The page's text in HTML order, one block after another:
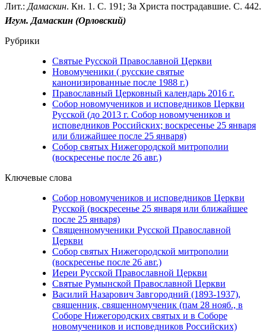
Лит.: Дамаскин. Кн. 1. С. 191; За Христа пострадавшие. С. 442.
Игум. Дамаскин (Орловский)
Рубрики
Святые Русской Православной Церкви
Новомученики ( русские святые
канонизированные после 1988 г.)
Православный Церковный календарь 2016 г.
Собор новомучеников и исповедников Церкви
Русской (до 2013 г. Собор новомучеников и
исповедников Российских; воскресенье 25 января
или ближайшее после 25 января)
Собор святых Нижегородской митрополии
(воскресенье после 26 авг.)
Ключевые слова
Собор новомучеников и исповедников Церкви
Русской (воскресенье 25 января или ближайшее
после 25 января)
Священномученики Русской Православной
Церкви
Собор святых Нижегородской митрополии
(воскресенье после 26 авг.)
Иереи Русской Православной Церкви
Святые Румынской Православной Церкви
Василий Назарович Завгородний (1893-1937),
священник, священномученик (пам 28 нояб., в
Соборе Нижегородских святых и в Соборе
новомучеников и исповедников Российских)